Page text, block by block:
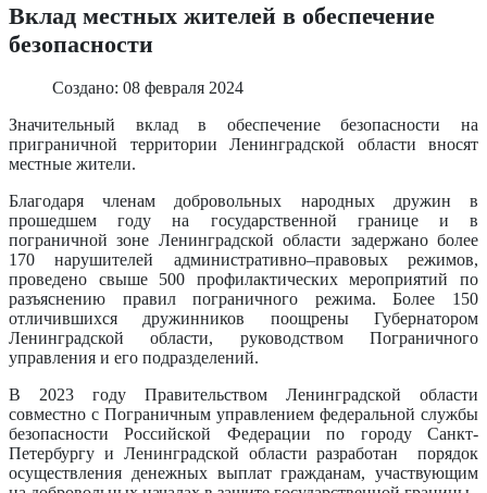
Вклад местных жителей в обеспечение
безопасности
Создано: 08 февраля 2024
Значительный вклад в обеспечение безопасности на
приграничной территории Ленинградской области вносят
местные жители.
Благодаря членам добровольных народных дружин в
прошедшем году на государственной границе и в
пограничной зоне Ленинградской области задержано более
170 нарушителей административно–правовых режимов,
проведено свыше 500 профилактических мероприятий по
разъяснению правил пограничного режима. Более 150
отличившихся дружинников поощрены Губернатором
Ленинградской области, руководством Пограничного
управления и его подразделений.
В 2023 году Правительством Ленинградской области
совместно с Пограничным управлением федеральной службы
безопасности Российской Федерации по городу Санкт-
Петербургу и Ленинградской области разработан порядок
осуществления денежных выплат гражданам, участвующим